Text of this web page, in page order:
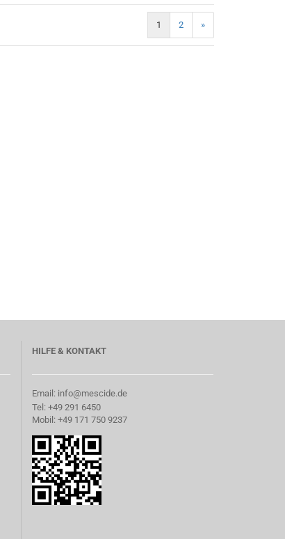
1 2 »
HILFE & KONTAKT
Email: info@mescide.de
Tel: +49 291 6450
Mobil: +49 171 750 9237